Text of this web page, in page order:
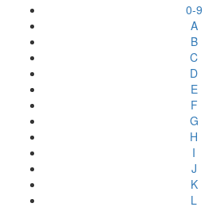
0-9
A
B
C
D
E
F
G
H
I
J
K
L